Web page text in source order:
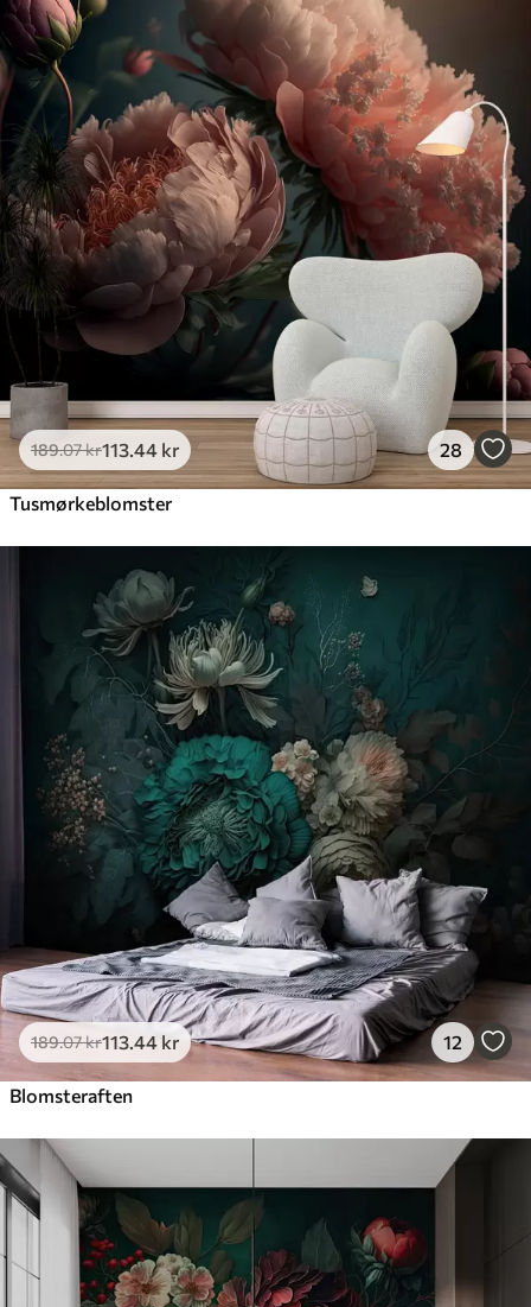
189.07kr113 .44 kr 28
Tusmørkeblomster
189.07kr113 .44 kr 12
Blomsteraften